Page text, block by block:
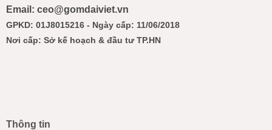
Email: ceo@gomdaiviet.vn
GPKD: 01J8015216 - Ngày cấp: 11/06/2018
Nơi cấp: Sở kế hoạch & đầu tư TP.HN
Thông tin